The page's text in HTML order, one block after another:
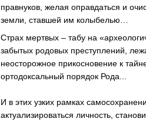
правнуков, желая оправдаться и
земли, ставшей им колыбелью…
Страх мертвых – табу на
забытых родовых преступлений,
неосторожное прикосновение к
ортодоксальный порядок Рода...
И в этих узких рамках
актуализироваться личность,